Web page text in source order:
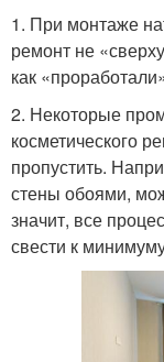
1. При монтаже
ремонт не
как
2. Некоторые
косметического
пропустить.
стены обоями,
значит, все
свести к